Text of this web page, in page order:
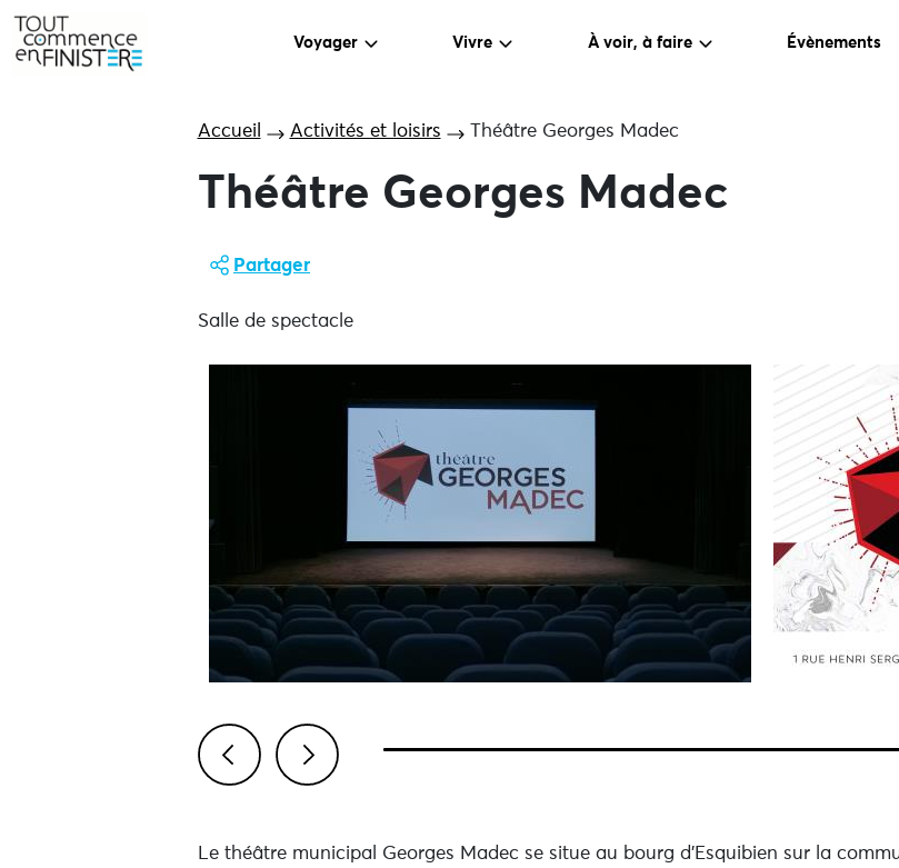
Voyager Vivre À voir, à faire Évènements
Accueil Activités et loisirs Théâtre Georges Madec
Théâtre Georges Madec
Partager
Salle de spectacle
Le théâtre municipal Georges Madec se situe au bourg d'Esquibien sur la